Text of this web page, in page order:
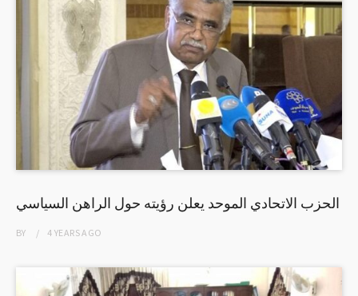
الحزب الاتحادي الموحد يعلن رؤيته حول الراهن السياسي
BY 4 YEARSAGO